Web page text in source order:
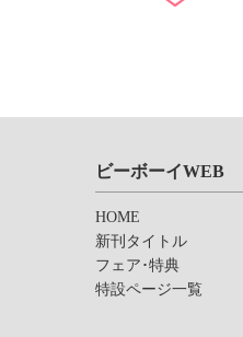
ビーボーイWEB
HOME
新刊タイトル
フェア･特典
特設ページ一覧